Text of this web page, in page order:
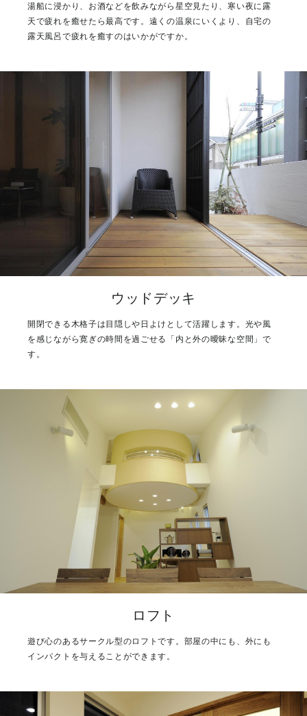
湯船に浸かり、お酒などを飲みながら星空見たり、寒い夜に露
天で疲れを癒せたら最高です。遠くの温泉にいくより、自宅の
露天風呂で疲れを癒すのはいかがですか。
ウッドデッキ
開閉できる木格子は目隠しや日よけとして活躍します。光や風
を感じながら寛ぎの時間を過ごせる「内と外の曖昧な空間」で
す。
ロフト
遊び心のあるサークル型のロフトです。部屋の中にも、外にも
インパクトを与えることができます。